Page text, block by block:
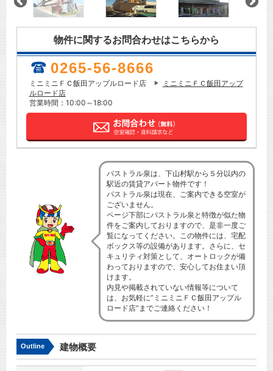
物件に関するお問合わせはこちらから
0265-56-8666
ミニミニＦＣ飯田アップルロード店
ミニミニＦＣ飯田アップ
ルロード店
営業時間：10:00～18:00
パストラル泉は、下山村駅から５分以内の
駅近の賃貸アパート物件です！
パストラル泉は現在、ご案内できる空室が
ございません。
ページ下部にパストラル泉と特徴が似た物
件をご案内しておりますので、是非一度ご
覧になってください。この物件には、宅配
ボックス等の設備があります。さらに、セ
キュリティ対策として、オートロックが備
わっておりますので、安心してお住まい頂
けます。
内見や掲載されていない情報等について
は、お気軽に”ミニミニＦＣ飯田アップル
ロード店”までご連絡ください！
Outline 建物概要